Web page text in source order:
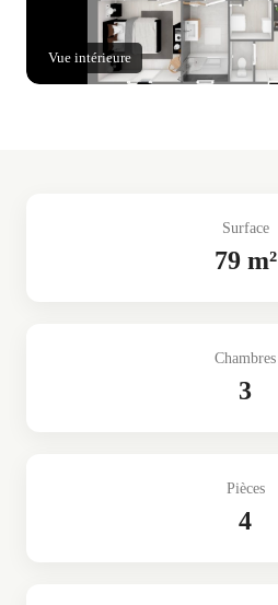
Vue intérieure
Surface
79 m²
Chambres
3
Pièces
4